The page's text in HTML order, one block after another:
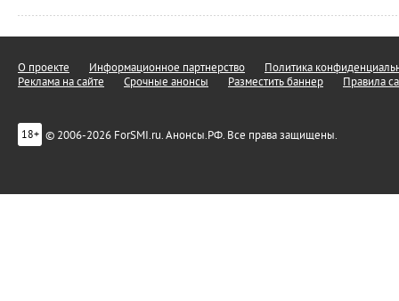
О проекте Информационное партнерство
Политика
Реклама на сайте
Срочные анонсы Разместить баннер Правила
18+ © 2006-2026 ForSMI.ru. Анонсы.РФ. Все права защищены.